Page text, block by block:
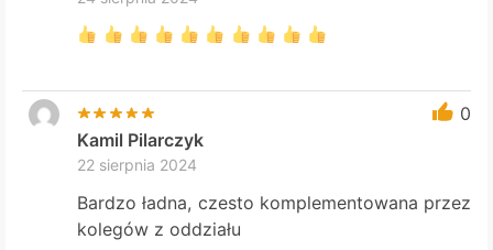
0
Kamil Pilarczyk
22 sierpnia 2024
Bardzo ładna, czesto komplementowana przez
kolegów z oddziału